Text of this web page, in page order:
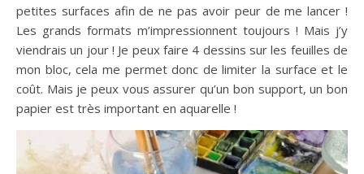
petites surfaces afin de ne pas avoir peur de me lancer !
Les grands formats m’impressionnent toujours ! Mais j’y
viendrais un jour ! Je peux faire 4 dessins sur les feuilles de
mon bloc, cela me permet donc de limiter la surface et le
coût. Mais je peux vous assurer qu’un bon support, un bon
papier est très important en aquarelle !